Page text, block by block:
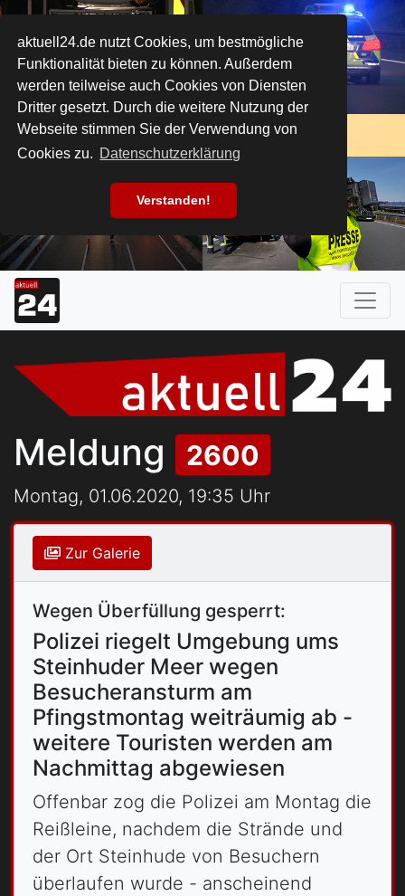
aktuell24.de nutzt Cookies, um bestmögliche
Funktionalität bieten zu können. Außerdem
werden teilweise auch Cookies von Diensten
Dritter gesetzt. Durch die weitere Nutzung der
Webseite stimmen Sie der Verwendung von
Cookies zu. Datenschutzerklärung
Verstanden!
Meldung 2600
Montag, 01.06.2020, 19:35 Uhr
Zur Galerie
Wegen Überfüllung gesperrt:
Polizei riegelt Umgebung ums
Steinhuder Meer wegen
Besucheransturm am
Pfingstmontag weiträumig ab -
weitere Touristen werden am
Nachmittag abgewiesen
Offenbar zog die Polizei am Montag die
Reißleine, nachdem die Strände und
der Ort Steinhude von Besuchern
überlaufen wurde - anscheinend